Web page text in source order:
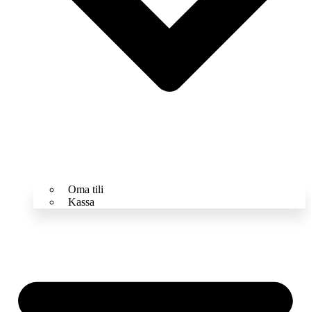
Oma tili
Kassa